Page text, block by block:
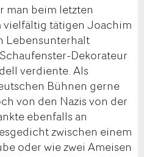
man beim letzten
vielfältig tätigen Joachim
Lebensunterhalt
Dekorateur
verdiente. Als
Bühnen gerne
von den Nazis von der
ebenfalls an
zwischen einem
oder wie zwei Ameisen